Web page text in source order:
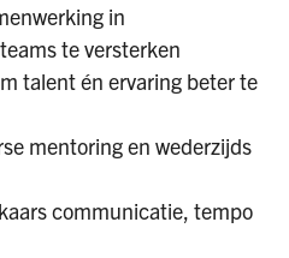
in
te versterken
talent én ervaring beter te
mentoring en wederzijds
communicatie, tempo